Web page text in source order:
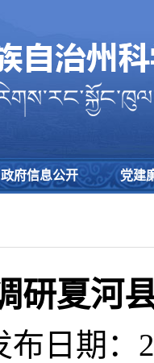
政府信息公开 党建
研夏河
布日期：